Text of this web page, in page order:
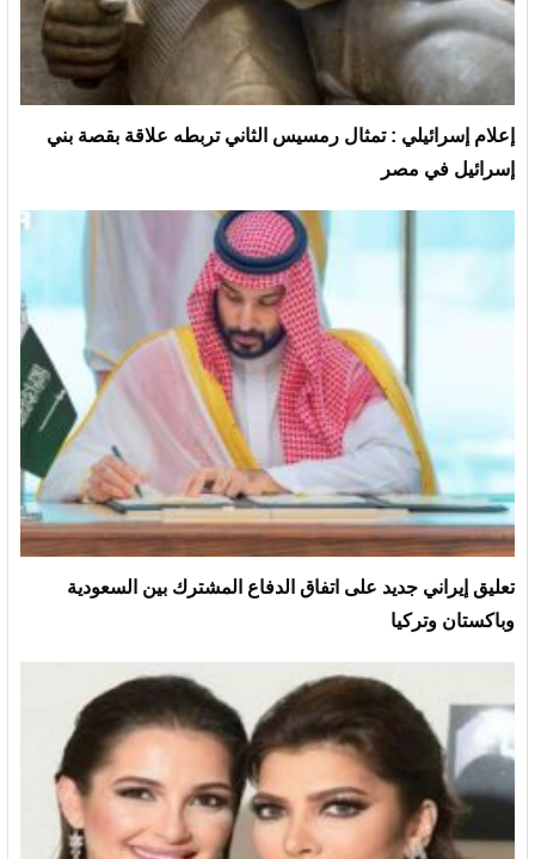
إعلام إسرائيلي : تمثال رمسيس الثاني تربطه علاقة بقصة بني
إسرائيل في مصر
تعليق إيراني جديد على اتفاق الدفاع المشترك بين السعودية
وباكستان وتركيا